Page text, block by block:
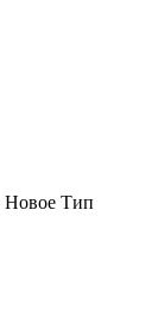
Новое Тип